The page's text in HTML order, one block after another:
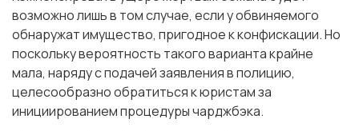
возможно лишь в том случае, если у обвиняемого
обнаружат имущество, пригодное к конфискации. Но
поскольку вероятность такого варианта крайне
мала, наряду с подачей заявления в полицию,
целесообразно обратиться к юристам за
инициированием процедуры чарджбэка.